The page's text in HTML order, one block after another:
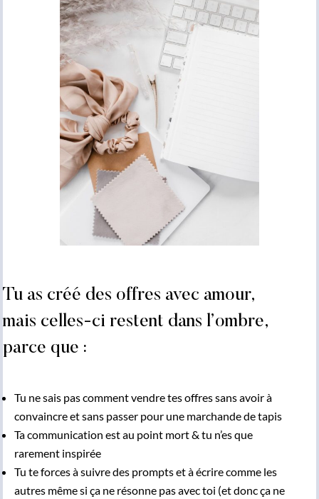
Tu as créé des offres avec amour,
mais celles-ci restent dans l’ombre,
parce que :
Tu ne sais pas comment vendre tes offres sans avoir à
convaincre et sans passer pour une marchande de tapis
Ta communication est au point mort & tu n’es que
rarement inspirée
Tu te forces à suivre des prompts et à écrire comme les
autres même si ça ne résonne pas avec toi (et donc ça ne